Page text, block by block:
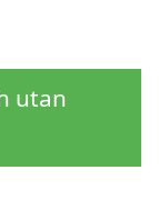
utan